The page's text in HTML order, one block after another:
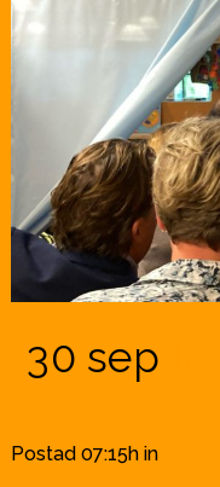
30 sep
Postad 07:15hin